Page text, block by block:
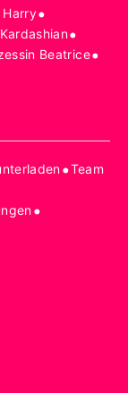
Harry•
•
Beatrice•
•Team
•